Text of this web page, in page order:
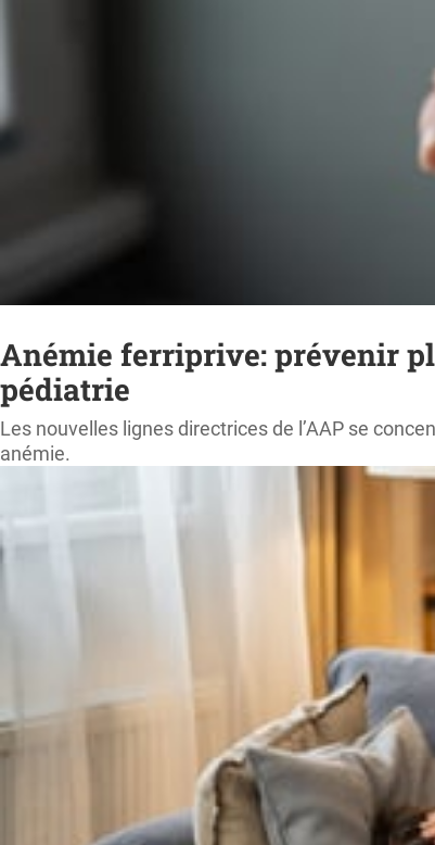
Anémie ferriprive: prévenir
pédiatrie
Les nouvelles lignes directrices de l’AAP se
anémie.